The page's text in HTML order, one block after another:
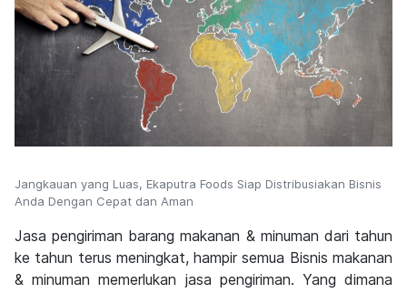
Jangkauan yang Luas, Ekaputra Foods Siap Distribusiakan Bisnis
Anda Dengan Cepat dan Aman
Jasa pengiriman barang makanan & minuman dari tahun
ke tahun terus meningkat, hampir semua Bisnis makanan
& minuman memerlukan jasa pengiriman. Yang dimana